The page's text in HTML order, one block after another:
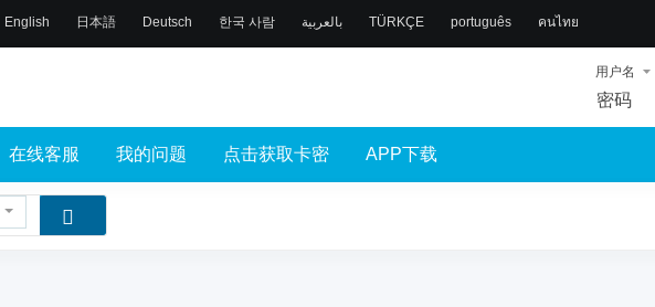
English 日本語 Deutsch 한국 사람 بالعربية TÜRKÇE português คนไทย
用户名
密码
在线客服 我的问题 点击获取卡密 APP下载